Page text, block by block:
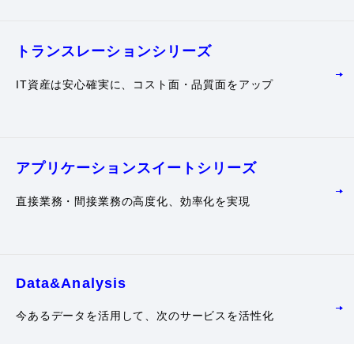
トランスレーションシリーズ
IT資産は安心確実に、コスト面・品質面をアップ
アプリケーションスイートシリーズ
直接業務・間接業務の高度化、効率化を実現
Data&Analysis
今あるデータを活用して、次のサービスを活性化